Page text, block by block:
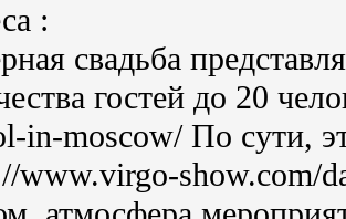
:
свадьба
гостей до 20
in-moscow/ По сути,
www.virgo-show.com/